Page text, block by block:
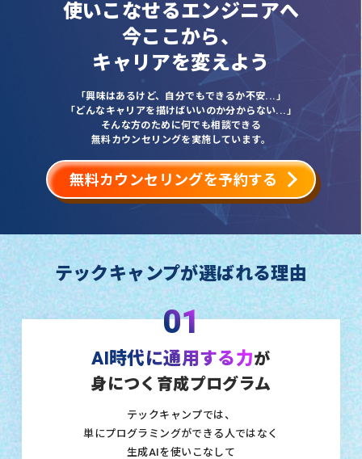
使いこなせるエンジニアへ
今ここから、
キャリアを変えよう
「興味はあるけど、自分でもできるか不安...」
「どんなキャリアを描けばいいのか分からない...」
そんな方のために何でも相談できる
無料カウンセリングを実施しています。
無料カウンセリングを予約する
テックキャンプが選ばれる理由
01
AI時代に通用する力が
身につく育成プログラム
テックキャンプでは、
単にプログラミングができる人ではなく
生成AIを使いこなして